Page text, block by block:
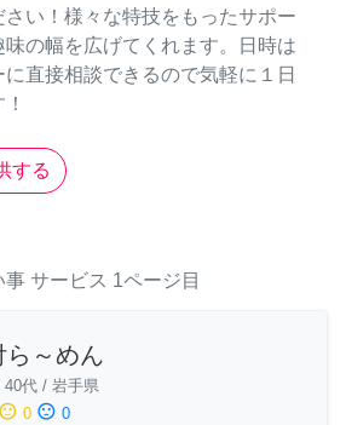
さい！様々な特技をもったサポー
味の幅を広げてくれます。日時は
直接相談できるので気軽に１日
する
事 サービス 1ページ目
ら～めん
40代 / 岩手県
sentiment_neutral 0 sentiment_dissatisfied 0